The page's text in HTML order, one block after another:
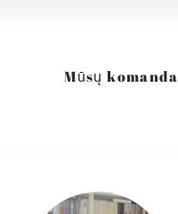
Mūsų komanda